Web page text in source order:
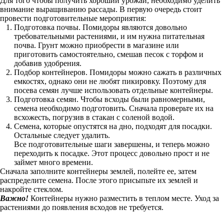
внимание выращиванию рассады. В первую очередь стоит
провести подготовительные мероприятия:
Подготовка почвы. Помидоры являются довольно
требовательными растениями, и им нужна питательная
почва. Грунт можно приобрести в магазине или
приготовить самостоятельно, смешав песок с торфом и
добавив удобрения.
Подбор контейнеров. Помидоры можно сажать в различных
емкостях, однако они не любят пикировку. Поэтому для
посева семян лучше использовать отдельные контейнеры.
Подготовка семян. Чтобы всходы были равномерными,
семена необходимо подготовить. Сначала проверьте их на
всхожесть, погрузив в стакан с соленой водой.
Семена, которые опустятся на дно, подходят для посадки.
Остальные следует удалить.
Все подготовительные шаги завершены, и теперь можно
переходить к посадке. Этот процесс довольно прост и не
займет много времени.
Сначала заполните контейнеры землей, полейте ее, затем
распределите семена. После этого присыпьте их землей и
накройте стеклом.
Важно! Контейнеры нужно разместить в теплом месте. Уход за
растениями до появления всходов не требуется.